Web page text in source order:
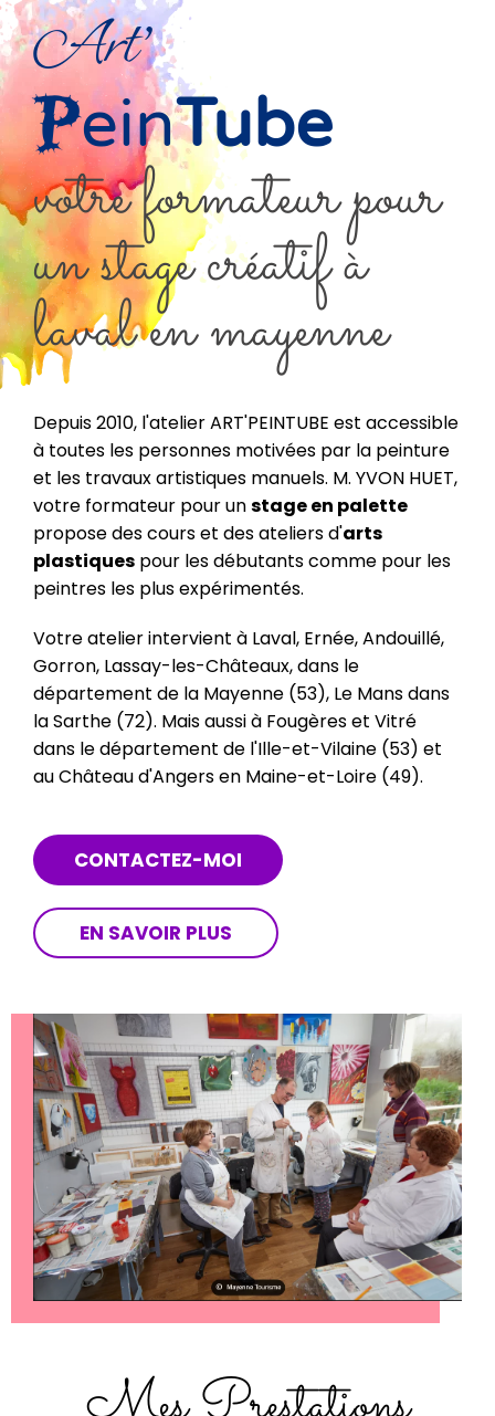
art'
peinTube
votre formateur pour
un stage créatif à
laval en mayenne
Depuis 2010, l'atelier ART'PEINTUBE est accessible
à toutes les personnes motivées par la peinture
et les travaux artistiques manuels. M. YVON HUET,
votre formateur pour unstage en palette
propose des cours et des ateliers d'arts
plastiquespour les débutants comme pour les
peintres les plus expérimentés.
Votre atelier intervient à Laval, Ernée, Andouillé,
Gorron, Lassay-les-Châteaux, dans le
département de la Mayenne (53), Le Mans dans
la Sarthe (72). Mais aussi à Fougères et Vitré
dans le département de l'Ille-et-Vilaine (53) et
au Château d'Angers en Maine-et-Loire (49).
CONTACTEZ-MOI
EN SAVOIR PLUS